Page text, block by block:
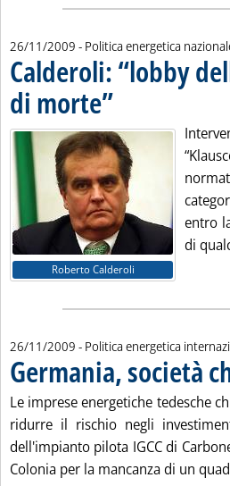
26/11/2009 - Politica energetica
Calderoli: “lobby
di morte”. Pubblicata giovedì 26
Roberto Calderoli
entro
di
26/11/2009 - Politica energetica
Germania, società
Le imprese energetiche tedesche
ridurre il rischio negli
dell'impianto pilota IGCC di
Colonia per la mancanza di un